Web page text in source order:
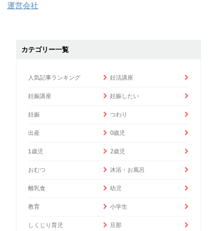
運営会社
カテゴリー一覧
人気記事ランキング 妊活講座
妊娠講座 妊娠したい
妊娠 つわり
出産 0歳児
1歳児 2歳児
おむつ 沐浴・お風呂
離乳食 幼児
教育 小学生
しくじり育児 旦那